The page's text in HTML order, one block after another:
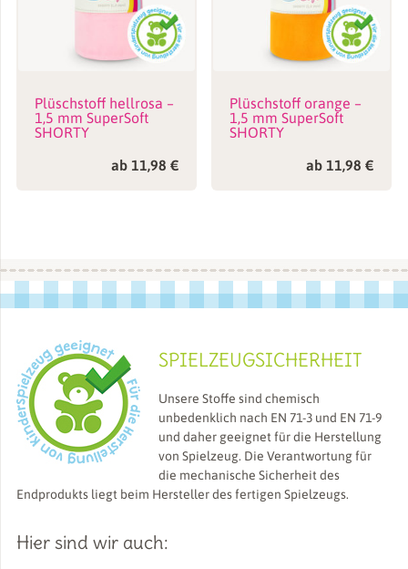
Plüschstoff hellrosa –
1,5 mm SuperSoft
SHORTY
ab 11,98 €
Plüschstoff orange –
1,5 mm SuperSoft
SHORTY
ab 11,98€
SPIELZEUGSICHERHEIT
Unsere Stoffe sind chemisch
unbedenklich nach EN 71-3 und EN 71-9
und daher geeignet für die Herstellung
von Spielzeug. Die Verantwortung für
die mechanische Sicherheit des
Endprodukts liegt beim Hersteller des fertigen Spielzeugs.
Hier sind wir auch: